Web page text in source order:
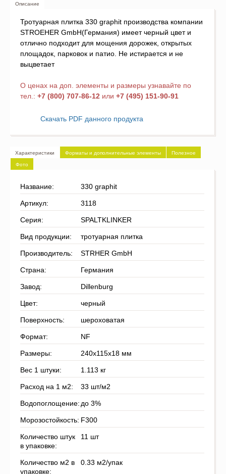
Описание
Тротуарная плитка 330 graphit производства компании
STROEHER GmbH(Германия) имеет черный цвет и
отлично подходит для мощения дорожек, открытых
площадок, парковок и патио. Не истирается и не
выцветает
О ценах на доп. элементы и размеры узнавайте по
тел.: +7 (800) 707-86-12 или +7 (495) 151-90-91
Скачать PDF данного продукта
Характеристики Форматы и дополнительные элементы Полезное
Фото
Название: 330 graphit
Артикул: 3118
Серия: SPALTKLINKER
Вид продукции: тротуарная плитка
Производитель: STRHER GmbH
Страна: Германия
Завод: Dillenburg
Цвет: черный
Поверхность: шероховатая
Формат: NF
Размеры: 240x115x18 мм
Вес 1 штуки: 1.113 кг
Расход на 1 м2: 33 шт/м2
Водопоглощение: до 3%
Морозостойкость: F300
Количество штук
в упаковке:
11 шт
Количество м2 в
упаковке:
0.33 м2/упак